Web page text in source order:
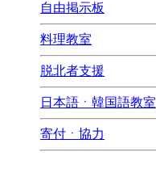
自由掲示板
料理教室
脱北者支援
日本語ㆍ韓国語教室
寄付ㆍ協力